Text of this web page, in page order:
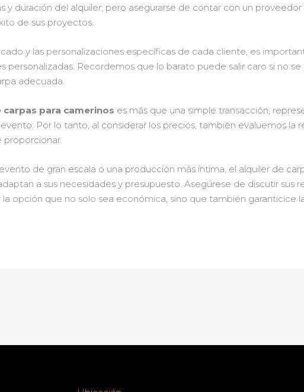
y duración del alquiler, pero asegurarse de contar con un
de sus proyectos.
y las personalizaciones específicas de cada cliente, es
Recordemos que lo barato puede salir caro si no se
adecuada.
para camerinos es más que una simple transacción;
Por lo tanto, al considerar los precios, también evaluemos la
proporcionar.
de gran escala o una producción más íntima, el alquiler de
a sus necesidades y presupuesto. Asegúrese de discutir sus
opción que no solo sea económica, sino que también garanticice